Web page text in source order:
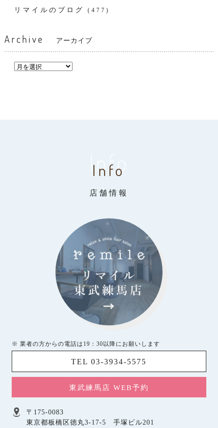
リマイルのブログ (477)
Archive アーカイブ
Info
Info
店舗情報
※ 業者の方からの電話は19：30以降にお願いします
TEL 03-3934-5575
東武練馬店 WEB予約
〒175-0083
東京都板橋区徳丸3-17-5 手塚ビル201